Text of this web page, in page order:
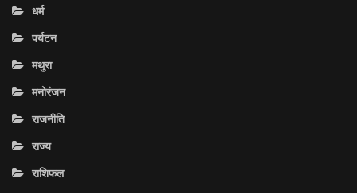
धर्म
पर्यटन
मथुरा
मनोरंजन
राजनीति
राज्य
राशिफल